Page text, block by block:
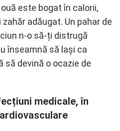
este bogat în calorii,
adăugat. Un pahar de
n-o să-ți distrugă
înseamnă să lași ca
devină o ocazie de
medicale, în